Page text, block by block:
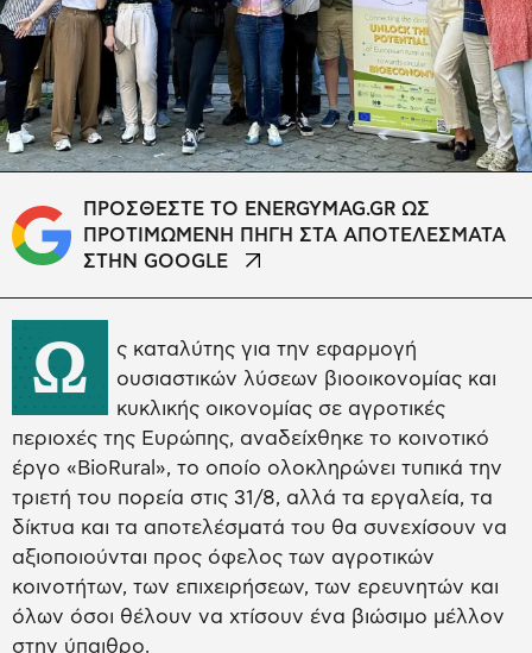
ΠΡΟΣΘΕΣΤΕ ΤΟ ENERGYMAG.GR ΩΣ
ΠΡΟΤΙΜΩΜΕΝΗ ΠΗΓΗ ΣΤΑ ΑΠΟΤΕΛΕΣΜΑΤΑ
ΣΤΗΝ GOOGLE
Ω
ς καταλύτης για την εφαρμογή
ουσιαστικών λύσεων βιοοικονομίας και
κυκλικής οικονομίας σε αγροτικές
περιοχές της Ευρώπης, αναδείχθηκε το κοινοτικό
έργο «BioRural», το οποίο ολοκληρώνει τυπικά την
τριετή του πορεία στις 31/8, αλλά τα εργαλεία, τα
δίκτυα και τα αποτελέσματά του θα συνεχίσουν να
αξιοποιούνται προς όφελος των αγροτικών
κοινοτήτων, των επιχειρήσεων, των ερευνητών και
όλων όσοι θέλουν να χτίσουν ένα βιώσιμο μέλλον
στην ύπαιθρο.